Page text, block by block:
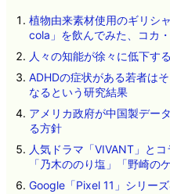
植物由来素材使用のギリシ
cola」を飲んでみた、コカ
人々の知能が徐々に低下す
ADHDの症状がある若者は
なるという研究結果
アメリカ政府が中国製デー
る方針
人気ドラマ「VIVANT」と
「乃木ののり塩」「野崎の
Google「Pixel 11」シリー